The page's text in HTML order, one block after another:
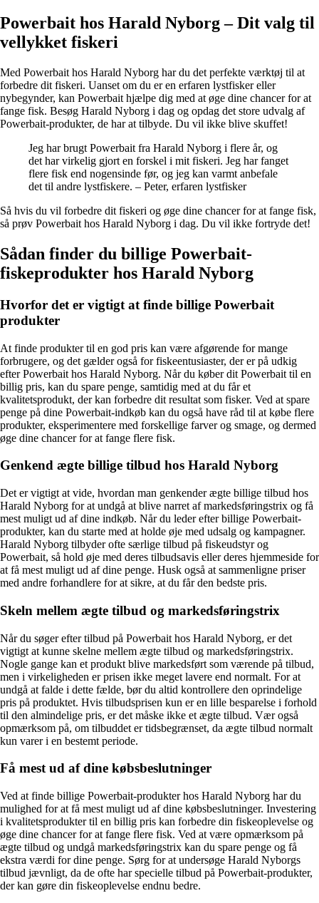
Powerbait hos Harald Nyborg – Dit valg til
vellykket fiskeri
Med Powerbait hos Harald Nyborg har du det perfekte værktøj til at
forbedre dit fiskeri. Uanset om du er en erfaren lystfisker eller
nybegynder, kan Powerbait hjælpe dig med at øge dine chancer for at
fange fisk. Besøg Harald Nyborg i dag og opdag det store udvalg af
Powerbait-produkter, de har at tilbyde. Du vil ikke blive skuffet!
Jeg har brugt Powerbait fra Harald Nyborg i flere år, og
det har virkelig gjort en forskel i mit fiskeri. Jeg har fanget
flere fisk end nogensinde før, og jeg kan varmt anbefale
det til andre lystfiskere. – Peter, erfaren lystfisker
Så hvis du vil forbedre dit fiskeri og øge dine chancer for at fange fisk,
så prøv Powerbait hos Harald Nyborg i dag. Du vil ikke fortryde det!
Sådan finder du billige Powerbait-
fiskeprodukter hos Harald Nyborg
Hvorfor det er vigtigt at finde billige Powerbait
produkter
At finde produkter til en god pris kan være afgørende for mange
forbrugere, og det gælder også for fiskeentusiaster, der er på udkig
efter Powerbait hos Harald Nyborg. Når du køber dit Powerbait til en
billig pris, kan du spare penge, samtidig med at du får et
kvalitetsprodukt, der kan forbedre dit resultat som fisker. Ved at spare
penge på dine Powerbait-indkøb kan du også have råd til at købe flere
produkter, eksperimentere med forskellige farver og smage, og dermed
øge dine chancer for at fange flere fisk.
Genkend ægte billige tilbud hos Harald Nyborg
Det er vigtigt at vide, hvordan man genkender ægte billige tilbud hos
Harald Nyborg for at undgå at blive narret af markedsføringstrix og få
mest muligt ud af dine indkøb. Når du leder efter billige Powerbait-
produkter, kan du starte med at holde øje med udsalg og kampagner.
Harald Nyborg tilbyder ofte særlige tilbud på fiskeudstyr og
Powerbait, så hold øje med deres tilbudsavis eller deres hjemmeside for
at få mest muligt ud af dine penge. Husk også at sammenligne priser
med andre forhandlere for at sikre, at du får den bedste pris.
Skeln mellem ægte tilbud og markedsføringstrix
Når du søger efter tilbud på Powerbait hos Harald Nyborg, er det
vigtigt at kunne skelne mellem ægte tilbud og markedsføringstrix.
Nogle gange kan et produkt blive markedsført som værende på tilbud,
men i virkeligheden er prisen ikke meget lavere end normalt. For at
undgå at falde i dette fælde, bør du altid kontrollere den oprindelige
pris på produktet. Hvis tilbudsprisen kun er en lille besparelse i forhold
til den almindelige pris, er det måske ikke et ægte tilbud. Vær også
opmærksom på, om tilbuddet er tidsbegrænset, da ægte tilbud normalt
kun varer i en bestemt periode.
Få mest ud af dine købsbeslutninger
Ved at finde billige Powerbait-produkter hos Harald Nyborg har du
mulighed for at få mest muligt ud af dine købsbeslutninger. Investering
i kvalitetsprodukter til en billig pris kan forbedre din fiskeoplevelse og
øge dine chancer for at fange flere fisk. Ved at være opmærksom på
ægte tilbud og undgå markedsføringstrix kan du spare penge og få
ekstra værdi for dine penge. Sørg for at undersøge Harald Nyborgs
tilbud jævnligt, da de ofte har specielle tilbud på Powerbait-produkter,
der kan gøre din fiskeoplevelse endnu bedre.